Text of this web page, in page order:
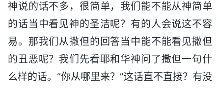
神说的话不多，很简单，我们能不能从神简单
的话当中看见神的圣洁呢？有的人会说这不容
易。那我们从撒但的回答当中能不能看见撒但
的丑恶呢？我们先看耶和华神问了撒但一句什
么样的话。“你从哪里来？”这话直不直接？有没